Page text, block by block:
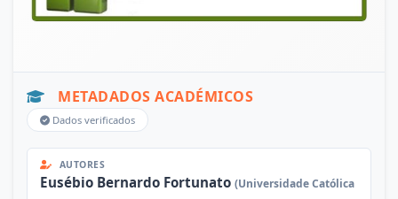
METADADOS ACADÉMICOS
Dados verificados
AUTORES
Eusébio Bernardo Fortunato (Universidade Católica